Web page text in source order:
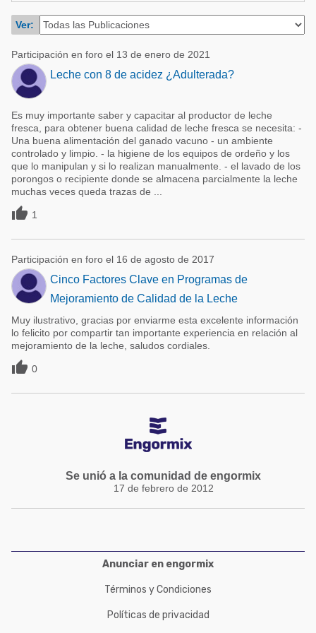
Acuacultura
Micotoxinas
Avicultura
Porcicultura
Lechería
Balanceados - Piensos
Comunidades en portugués
Avicultura
Porcicultura
Ganadería
Lechería
Ver:
Participación en foro el 13 de enero de 2021
Leche con 8 de acidez ¿Adulterada?
Es muy importante saber y capacitar al productor de leche
fresca, para obtener buena calidad de leche fresca se necesita: -
Una buena alimentación del ganado vacuno - un ambiente
controlado y limpio. - la higiene de los equipos de ordeño y los
que lo manipulan y si lo realizan manualmente. - el lavado de los
porongos o recipiente donde se almacena parcialmente la leche
muchas veces queda trazas de ...
 1
Participación en foro el 16 de agosto de 2017
Cinco Factores Clave en Programas de
Mejoramiento de Calidad de la Leche
Muy ilustrativo, gracias por enviarme esta excelente información
lo felicito por compartir tan importante experiencia en relación al
mejoramiento de la leche, saludos cordiales.
 0
Se unió a la comunidad de engormix
17 de febrero de 2012
Anunciar en engormix
Términos y Condiciones
Políticas de privacidad